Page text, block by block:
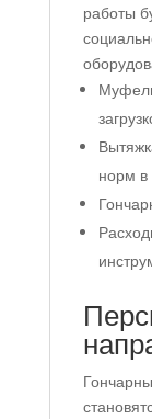
работы
норм